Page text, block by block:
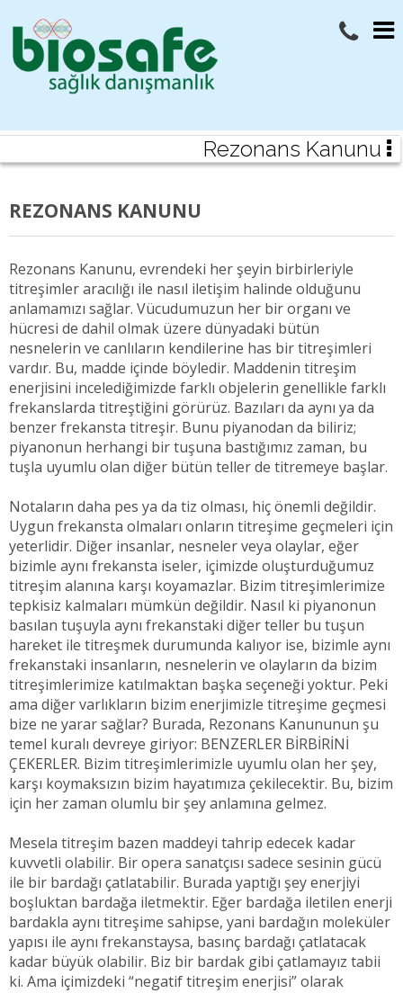
Rezonans Kanunu
REZONANS KANUNU
Rezonans Kanunu, evrendeki her şeyin birbirleriyle
titreşimler aracılığı ile nasıl iletişim halinde olduğunu
anlamamızı sağlar. Vücudumuzun her bir organı ve
hücresi de dahil olmak üzere dünyadaki bütün
nesnelerin ve canlıların kendilerine has bir titreşimleri
vardır. Bu, madde içinde böyledir. Maddenin titreşim
enerjisini incelediğimizde farklı objelerin genellikle farklı
frekanslarda titreştiğini görürüz. Bazıları da aynı ya da
benzer frekansta titreşir. Bunu piyanodan da biliriz;
piyanonun herhangi bir tuşuna bastığımız zaman, bu
tuşla uyumlu olan diğer bütün teller de titremeye başlar.
Notaların daha pes ya da tiz olması, hiç önemli değildir.
Uygun frekansta olmaları onların titreşime geçmeleri için
yeterlidir. Diğer insanlar, nesneler veya olaylar, eğer
bizimle aynı frekansta iseler, içimizde oluşturduğumuz
titreşim alanına karşı koyamazlar. Bizim titreşimlerimize
tepkisiz kalmaları mümkün değildir. Nasıl ki piyanonun
basılan tuşuyla aynı frekanstaki diğer teller bu tuşun
hareket ile titreşmek durumunda kalıyor ise, bizimle aynı
frekanstaki insanların, nesnelerin ve olayların da bizim
titreşimlerimize katılmaktan başka seçeneği yoktur. Peki
ama diğer varlıkların bizim enerjimizle titreşime geçmesi
bize ne yarar sağlar? Burada, Rezonans Kanununun şu
temel kuralı devreye giriyor: BENZERLER BİRBİRİNİ
ÇEKERLER. Bizim titreşimlerimizle uyumlu olan her şey,
karşı koymaksızın bizim hayatımıza çekilecektir. Bu, bizim
için her zaman olumlu bir şey anlamına gelmez.
Mesela titreşim bazen maddeyi tahrip edecek kadar
kuvvetli olabilir. Bir opera sanatçısı sadece sesinin gücü
ile bir bardağı çatlatabilir. Burada yaptığı şey enerjiyi
boşluktan bardağa iletmektir. Eğer bardağa iletilen enerji
bardakla aynı titreşime sahipse, yani bardağın moleküler
yapısı ile aynı frekanstaysa, basınç bardağı çatlatacak
kadar büyük olabilir. Biz bir bardak gibi çatlamayız tabii
ki. Ama içimizdeki “negatif titreşim enerjisi” olarak